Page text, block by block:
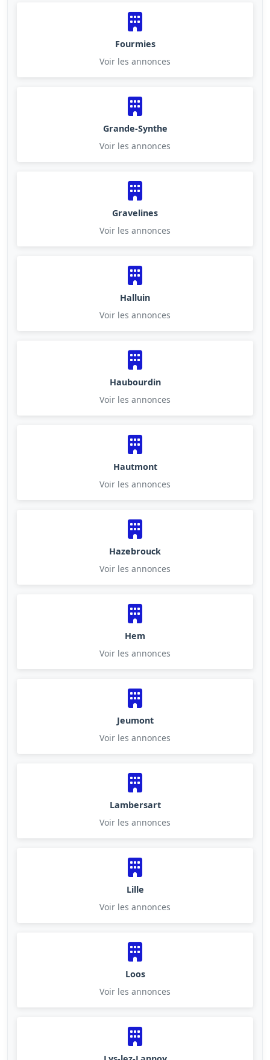
Fourmies
Voir les annonces
Grande-Synthe
Voir les annonces
Gravelines
Voir les annonces
Halluin
Voir les annonces
Haubourdin
Voir les annonces
Hautmont
Voir les annonces
Hazebrouck
Voir les annonces
Hem
Voir les annonces
Jeumont
Voir les annonces
Lambersart
Voir les annonces
Lille
Voir les annonces
Loos
Voir les annonces